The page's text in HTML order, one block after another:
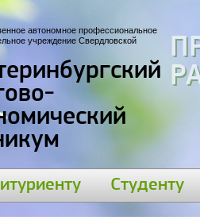
автономное профессиональное
учреждение Свердловской
Студенту